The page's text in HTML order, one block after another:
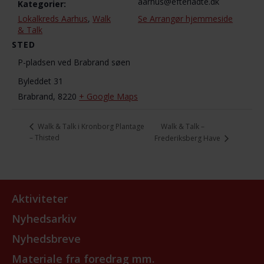
Kategorier:
Lokalkreds Aarhus, Walk
& Talk
STED
P-pladsen ved Brabrand søen
Byleddet 31
Brabrand, 8220 + Google Maps
Se Arrangør hjemmeside
Walk & Talk i Kronborg Plantage
– Thisted
Walk & Talk –
Frederiksberg Have
Aktiviteter
Nyhedsarkiv
Nyhedsbreve
Materiale fra foredrag mm.